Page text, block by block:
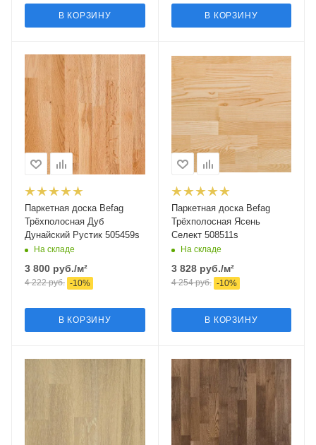
В КОРЗИНУ В КОРЗИНУ
Паркетная доска Befag
Трёхполосная Дуб
Дунайский Рустик 505459s
На складе
3 800 руб./м²
4 222руб. -10%
В КОРЗИНУ
Паркетная доска Befag
Трёхполосная Ясень
Селект 508511s
На складе
3 828руб./м²
4 254руб. -10%
В КОРЗИНУ